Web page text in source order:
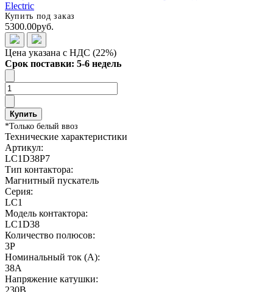
Купить под заказ
5300.00руб.
Цена указана с НДС (22%)
Срок поставки: 5-6 недель
Купить
*Только белый ввоз
Технические характеристики
Артикул:
LC1D38P7
Тип контактора:
Магнитный пускатель
Серия:
LC1
Модель контактора:
LC1D38
Количество полюсов:
3Р
Номинальный ток (А):
38А
Напряжение катушки:
230В